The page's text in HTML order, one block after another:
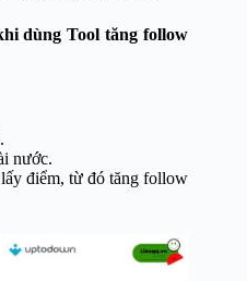
dùng Tool tăng follow
nước.
điểm, từ đó tăng follow